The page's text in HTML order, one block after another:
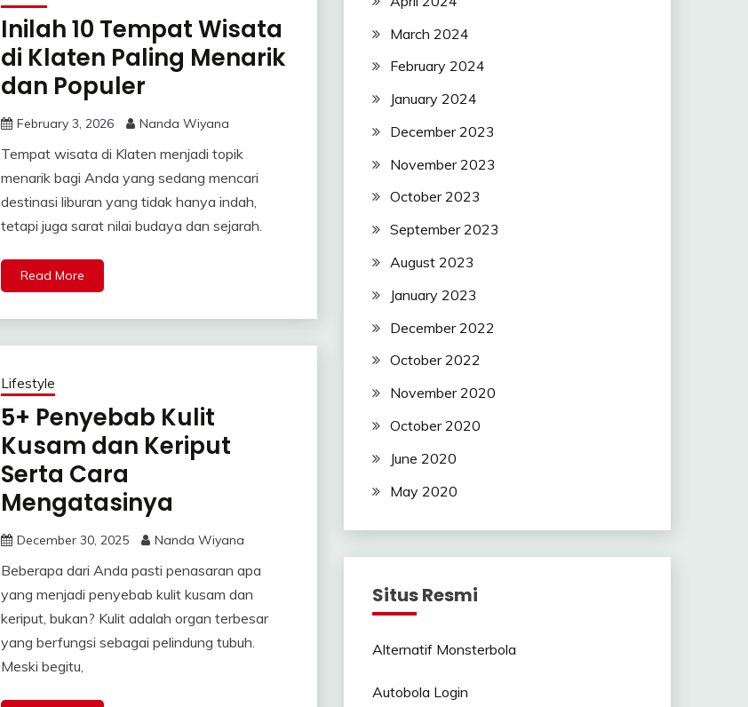
Inilah 10 Tempat Wisata
di Klaten Paling Menarik
dan Populer
February 3, 2026 Nanda Wiyana
Tempat wisata di Klaten menjadi topik
menarik bagi Anda yang sedang mencari
destinasi liburan yang tidak hanya indah,
tetapi juga sarat nilai budaya dan sejarah.
Read More
Lifestyle
5+ Penyebab Kulit
Kusam dan Keriput
Serta Cara
Mengatasinya
December 30, 2025 Nanda Wiyana
Beberapa dari Anda pasti penasaran apa
yang menjadi penyebab kulit kusam dan
keriput, bukan? Kulit adalah organ terbesar
yang berfungsi sebagai pelindung tubuh.
Meski begitu,
March 2024
February 2024
January 2024
December 2023
November 2023
October 2023
September 2023
August 2023
January 2023
December 2022
October 2022
November 2020
October 2020
June 2020
May 2020
Situs Resmi
Alternatif Monsterbola
Autobola Login